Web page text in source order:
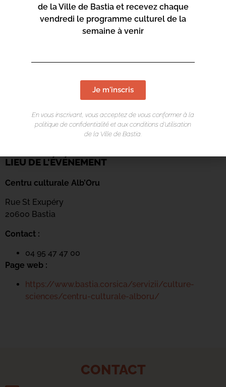
LIEU DE L'ÉVÉNEMENT
Centru culturale Alb’Oru
Rue St Exupéry
20600 Bastia
Contact :
04 95 47 47 00
Page web :
https://www.bastia.corsica/servizii/culture-
sciences/centru-culturale-alboru/
CONTACT
de la Ville de Bastia et recevez chaque
vendredi le programme culturel de la
semaine à venir
Je m'inscris
En vous inscrivant, vous acceptez de vous conformer à la
politique de confidentialité et aux conditions d’utilisation
de la Ville de Bastia.